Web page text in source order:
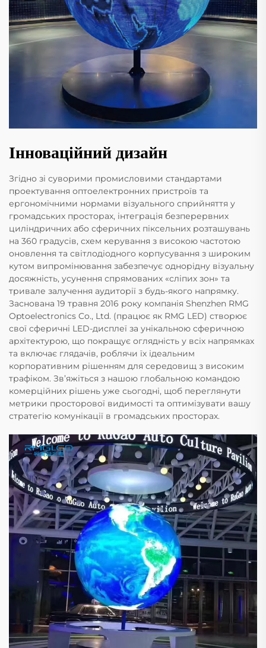
Інноваційний дизайн
Згідно зі суворими промисловими стандартами
проектування оптоелектронних пристроїв та
ергономічними нормами візуального сприйняття у
громадських просторах, інтеграція безперервних
циліндричних або сферичних піксельних розташувань
на 360 градусів, схем керування з високою частотою
оновлення та світлодіодного корпусування з широким
кутом випромінювання забезпечує однорідну візуальну
досяжність, усунення спрямованих «сліпих зон» та
тривале залучення аудиторії з будь-якого напрямку.
Заснована 19 травня 2016 року компанія Shenzhen RMG
Optoelectronics Co., Ltd. (працює як RMG LED) створює
свої сферичні LED-дисплеї за унікальною сферичною
архітектурою, що покращує оглядність у всіх напрямках
та включає глядачів, роблячи їх ідеальним
корпоративним рішенням для середовищ з високим
трафіком. Зв’яжіться з нашою глобальною командою
комерційних рішень уже сьогодні, щоб переглянути
метрики просторової видимості та оптимізувати вашу
стратегію комунікації в громадських просторах.